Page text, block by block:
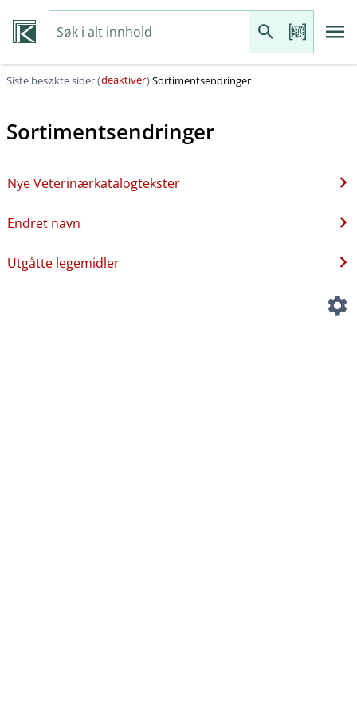
Siste besøkte sider (deaktiver)Sortimentsendringer
Sortimentsendringer
Nye Veterinærkatalogtekster
Endret navn
Utgåtte legemidler